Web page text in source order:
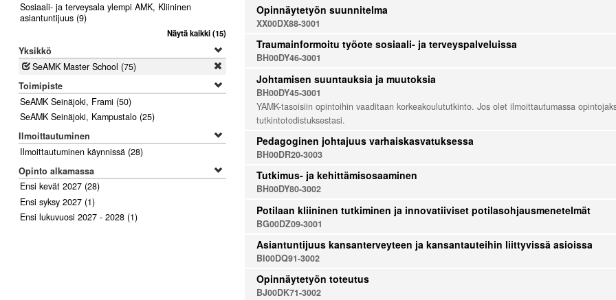
Sosiaali- ja terveysala ylempi AMK, Kliininen
asiantuntijuus (9)
Näytä kaikki(15)
Yksikkö
SeAMK Master School (75)
Toimipiste
SeAMK Seinäjoki, Frami (50)
SeAMK Seinäjoki, Kampustalo (25)
Ilmoittautuminen
Ilmoittautuminen käynnissä (28)
Opinto alkamassa
Ensi kevät 2027 (28)
Ensi syksy 2027 (1)
Ensi lukuvuosi 2027 - 2028 (1)
Opinnäytetyön suunnitelma
XX00DX88-3001
Traumainformoitu työote sosiaali- ja terveyspalveluissa
BH00DY46-3001
Johtamisen suuntauksia ja muutoksia
BH00DY45-3001
YAMK-tasoisiin opintoihin vaaditaan korkeakoulututkinto. Jos olet ilmoittautumassa
tutkintotodistuksestasi.
Pedagoginen johtajuus varhaiskasvatuksessa
BH00DR20-3003
Tutkimus- ja kehittämisosaaminen
BH00DY80-3002
Potilaan kliininen tutkiminen ja innovatiiviset potilasohjausmenetelmät
BG00DZ09-3001
Asiantuntijuus kansanterveyteen ja kansantauteihin liittyvissä asioissa
BI00DQ91-3002
Opinnäytetyön toteutus
BJ00DK71-3002